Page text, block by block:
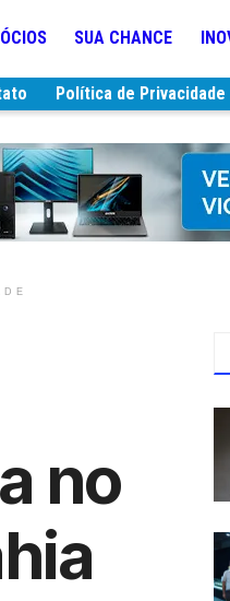
SUA CHANCE
Política de Privacidade
no